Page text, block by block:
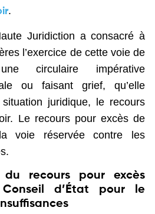
.
Juridiction a consacré à
l’exercice de cette voie de
circulaire impérative
ou faisant grief, qu’elle
juridique, le recours
Le recours pour excès de
voie réservée contre les
du recours pour excès
d’État pour le